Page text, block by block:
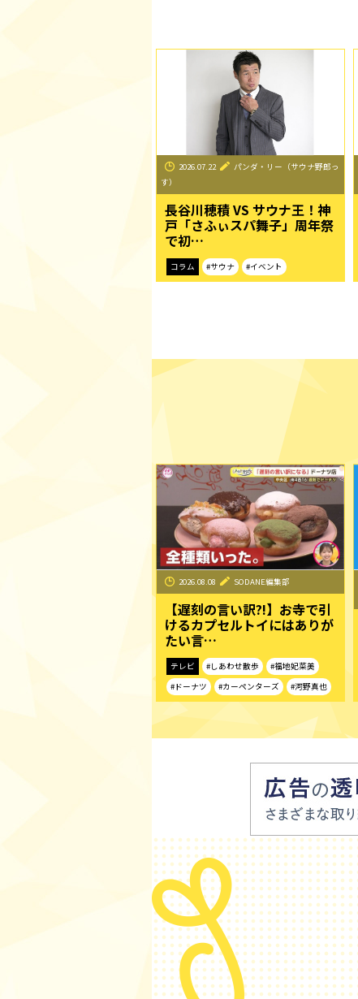
2026.07.22
パンダ・リー（サウナ野郎っ
す）
長谷川穂積 VS サウナ王！神
戸「さふぃスパ舞子」周年祭
で初…
コラム #サウナ #イベント
2026.08.08 SODANE編集部
【遅刻の言い訳?!】お寺で引
けるカプセルトイにはありが
たい言…
テレビ #しあわせ散歩
#福地妃菜美
#ドーナツ
#カーペンターズ #河野真也